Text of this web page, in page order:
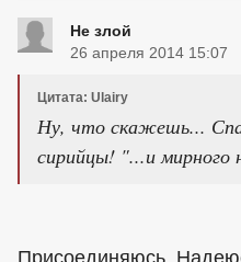
Не злой
26 апреля 2014 15:07
Цитата: Ulairy
Ну, что скажешь...
сирийцы! "...и мирного
Присоединяюсь.